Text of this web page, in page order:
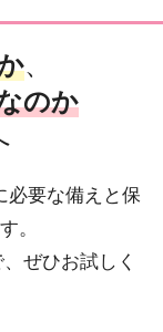
、
のか
必要な備えと保
。
ぜひお試しく